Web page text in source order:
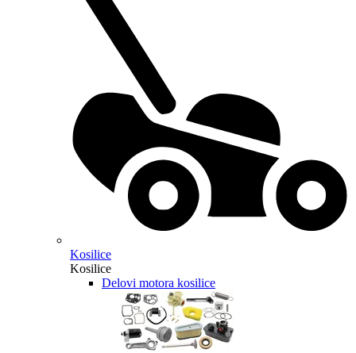
Kosilice
Kosilice
Delovi motora kosilice